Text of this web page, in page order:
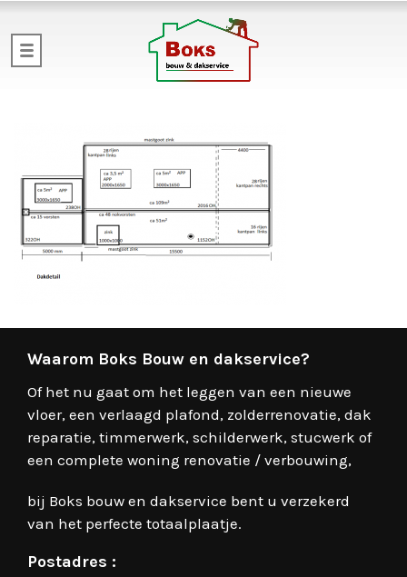
Waarom Boks Bouw en dakservice?
Of het nu gaat om het leggen van een nieuwe
vloer, een verlaagd plafond, zolderrenovatie, dak
reparatie, timmerwerk, schilderwerk, stucwerk of
een complete woning renovatie / verbouwing,
bij Boks bouw en dakservice bent u verzekerd
van het perfecte totaalplaatje.
Postadres :